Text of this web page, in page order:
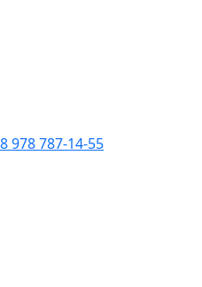
8 978 787-14-55